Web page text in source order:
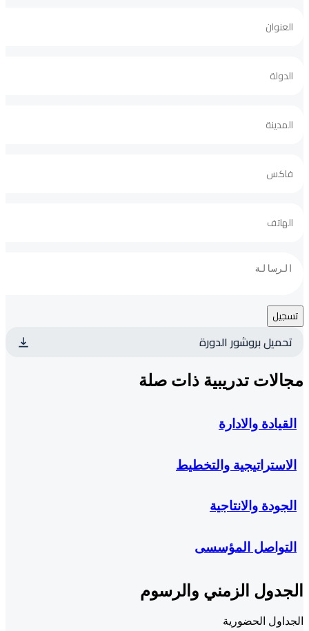
تسجيل
تحميل بروشور الدورة
مجالات تدريبية ذات صلة
القيادة والادارة
الاستراتيجية والتخطيط
الجودة والانتاجية
التواصل المؤسسى
الجدول الزمني والرسوم
الجداول الحضورية